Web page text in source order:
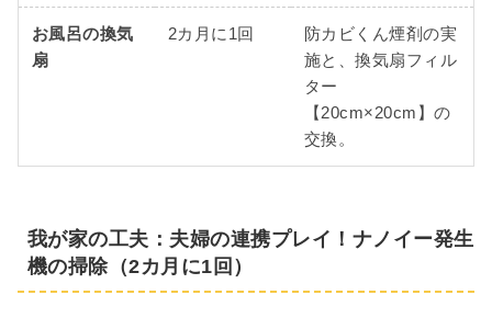
お風呂の換気
扇
2カ月に1回
防カビくん煙剤の実
施と、換気扇フィル
ター
【20cm×20cm】の
交換。
我が家の工夫：夫婦の連携プレイ！ナノイー発生
機の掃除（2カ月に1回）